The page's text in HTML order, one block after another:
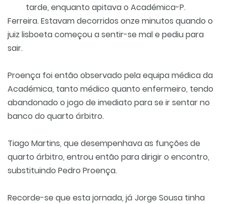
tarde, enquanto apitava o Académica-P.
Ferreira. Estavam decorridos onze minutos quando o
juiz lisboeta começou a sentir-se mal e pediu para
sair.
Proença foi então observado pela equipa médica da
Académica, tanto médico quanto enfermeiro, tendo
abandonado o jogo de imediato para se ir sentar no
banco do quarto árbitro.
Tiago Martins, que desempenhava as funções de
quarto árbitro, entrou então para dirigir o encontro,
substituindo Pedro Proença.
Recorde-se que esta jornada, já Jorge Sousa tinha